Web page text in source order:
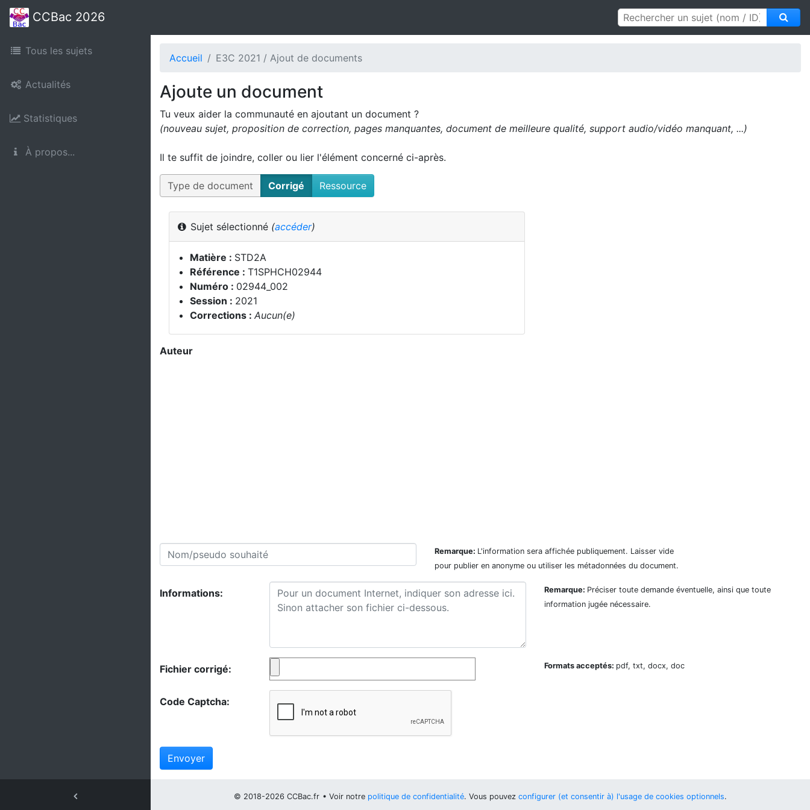
CCBac 2026
Tous les sujets
Actualités
Statistiques
À propos...
Accueil E3C 2021 / Ajout de documents
Ajoute un document
Tu veux aider la communauté en ajoutant un document ?
(nouveau sujet, proposition de correction, pages manquantes, document de meilleure qualité, support audio/vidéo manquant, ...)
Il te suffit de joindre, coller ou lier l'élément concerné ci-après.
Type de document Corrigé Ressource
Sujet sélectionné (accéder)
Matière : STD2A
Référence : T1SPHCH02944
Numéro : 02944_002
Session : 2021
Corrections : Aucun(e)
Auteur
Remarque: L'information sera affichée publiquement. Laisser vide
pour publier en anonyme ou utiliser les métadonnées du document.
Informations: Remarque: Préciser toute demande éventuelle, ainsi que toute
information jugée nécessaire.
Fichier corrigé: Formats acceptés: pdf, txt, docx, doc
Code Captcha:
Envoyer
© 2018-2026 CCBac.fr • Voir notre politique de confidentialité. Vous pouvez configurer (et consentir à) l'usage de cookies optionnels.